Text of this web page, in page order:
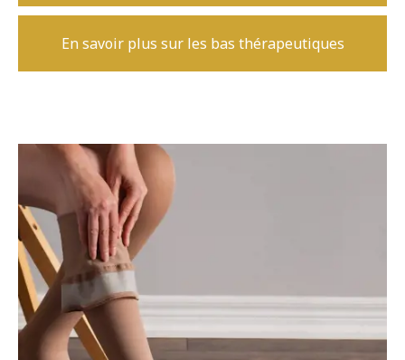
En savoir plus sur les bas thérapeutiques